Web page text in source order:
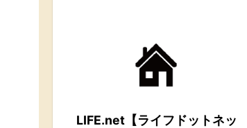
LIFE.net【ライフドットネッ